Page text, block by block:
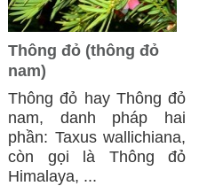
Thông đỏ (thông đỏ
nam)
Thông đỏ hay Thông đỏ
nam, danh pháp hai
phần: Taxus wallichiana,
còn gọi là Thông đỏ
Himalaya, ...